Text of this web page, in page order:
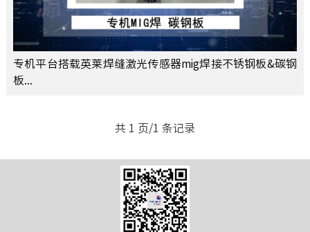
专机平台搭载英莱焊缝激光传感器mig焊接不锈钢板&碳钢
板...
共 1 页/1 条记录